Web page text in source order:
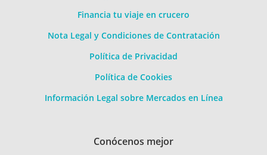
Financia tu viaje en crucero
Nota Legal y Condiciones de Contratación
Política de Privacidad
Política de Cookies
Información Legal sobre Mercados en Línea
Conócenos mejor